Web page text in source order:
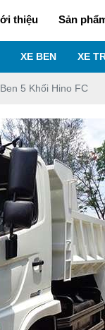
thiệu Sản
XE BEN XE
5 Khối Hino FC